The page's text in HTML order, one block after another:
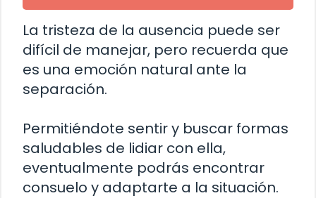
La tristeza de la ausencia puede ser
difícil de manejar, pero recuerda que
es una emoción natural ante la
separación.
Permitiéndote sentir y buscar formas
saludables de lidiar con ella,
eventualmente podrás encontrar
consuelo y adaptarte a la situación.